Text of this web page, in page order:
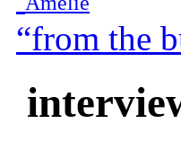
“from the